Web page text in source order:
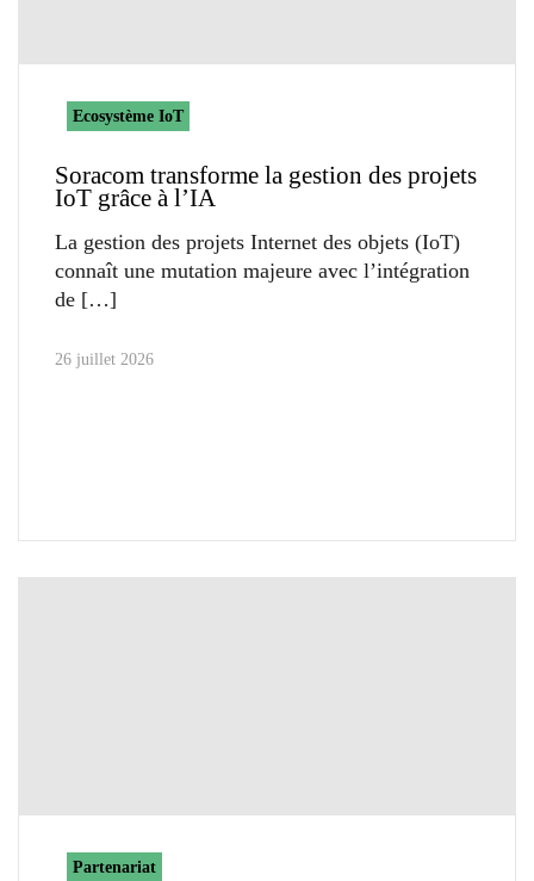
Ecosystème IoT
Soracom transforme la gestion des projets
IoT grâce à l’IA
La gestion des projets Internet des objets (IoT)
connaît une mutation majeure avec l’intégration
de
26 juillet 2026
Partenariat